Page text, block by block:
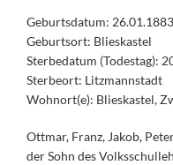
Geburtsdatum: 26.01.1883
Geburtsort: Blieskastel
Sterbedatum (Todestag):
Sterbeort: Litzmannstadt
Wohnort(e): Blieskastel,
Ottmar, Franz, Jakob,
der Sohn des